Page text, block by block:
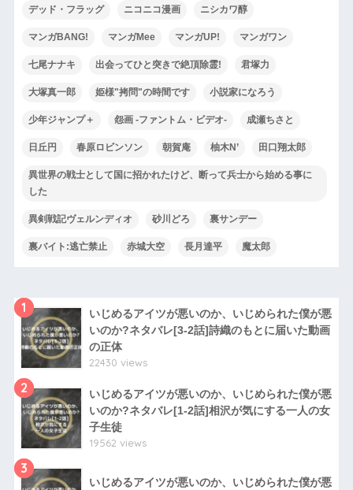
デッド・フラッグ ニコニコ漫画 ニシカワ醇
マンガBANG! マンガMee マンガUP! マンガワン
七尾ナナキ 出会ってひと突きで絶頂除霊! 君塚力
大塚真一郎 姫様"拷問"の時間です 小説家になろう
少年ジャンプ＋ 怨画 -ファントム・ビデオ- 成瀬ちさと
日丘円 春原ロビンソン 朝賀庵 柚木N’ 田口翔太郎
異世界の戦士として国に招かれたけど、断って兵士から始める事に
した
異剣戦記ヴェルンディオ 砂川どろ 裏サンデー
裏バイト:逃亡禁止 赤城大空 長月達平 魔太郎
1
いじめるアイツが悪いのか、いじめられた僕が悪
いのか?ネタバレ[3-2話]詩織のもとに届いた動画
の正体
22430 views
2
いじめるアイツが悪いのか、いじめられた僕が悪
いのか?ネタバレ[1-2話]相沢が気にする一人の女
子生徒
19562 views
3
いじめるアイツが悪いのか、いじめられた僕が悪